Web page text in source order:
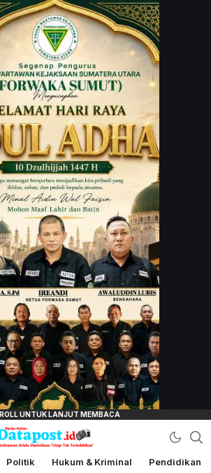
JARINGAN
lensamata.id
Datapost.id
Kebenaran Selalu Disalahkan, Tetapi Tak
Politik Hukum & Kriminal Pendidikan